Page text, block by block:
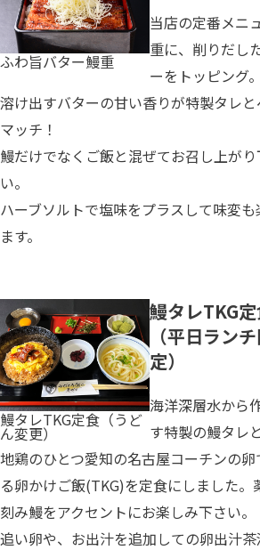
ふわ旨バター鰻重
当店の定番メニ
重に、削りだし
ーをトッピング。
溶け出すバターの甘い香りが特製タレと
マッチ！
鰻だけでなくご飯と混ぜてお召し上がり
い。
ハーブソルトで塩味をプラスして味変も
ます。
鰻タレTKG定食（うど
ん変更）
鰻タレTKG
（平日ラン
定）
海洋深層水から
す特製の鰻タレ
地鶏のひとつ愛知の名古屋コーチンの卵
る卵かけご飯(TKG)を定食にしました。
刻み鰻をアクセントにお楽しみ下さい。
追い卵や、お出汁を追加しての卵出汁茶